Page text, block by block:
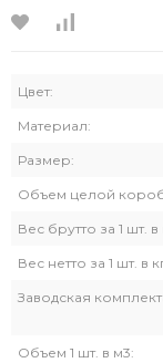
Цвет:
Материал:
Размер:
Объем целой
Вес брутто за 1 шт. в
Вес нетто за 1 шт. в
Заводская
Объем 1 шт. в м3: